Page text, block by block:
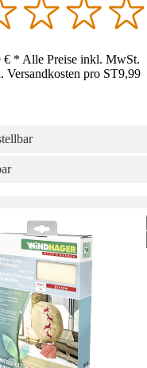
* Alle Preise inkl. MwSt.
Versandkosten pro ST9,99